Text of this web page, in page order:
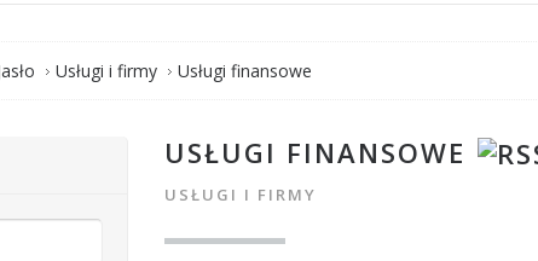
Usługi i firmy Usługi finansowe
USŁUGI FINANSOWE
USŁUGI I FIRMY